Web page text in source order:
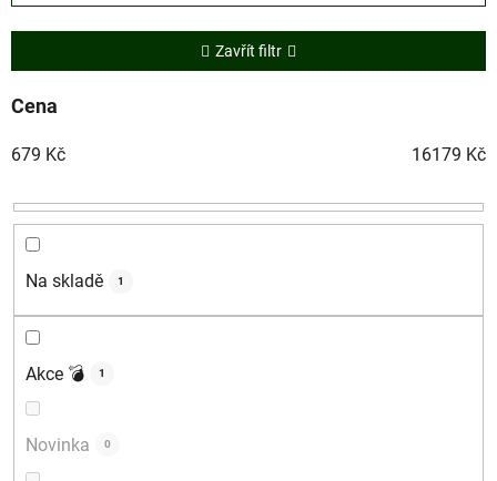
n
í
r
d
Zavřít filtr
Cena
679 Kč 16179 Kč
Na skladě 1
Akce 💣 1
Novinka 0